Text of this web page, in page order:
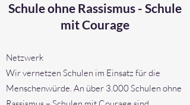
Schule ohne Rassismus - Schule
mit Courage
Netzwerk
Wir vernetzen Schulen im Einsatz für die
Menschenwürde. An über 3.000 Schulen ohne